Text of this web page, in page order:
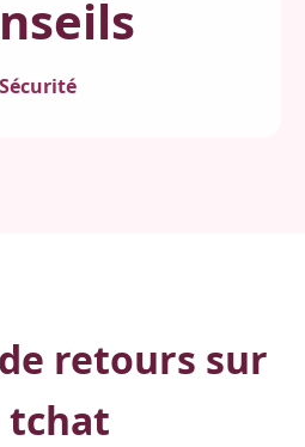
Sécurité
retours sur
tchat